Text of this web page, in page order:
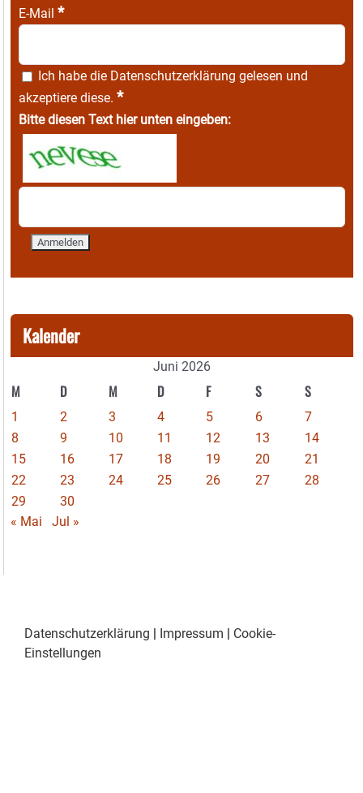
E-Mail *
Ich habe die Datenschutzerklärung gelesen und
akzeptiere diese. *
Bitte diesen Text hier unten eingeben:
Kalender
Juni 2026
M D M D F S S
1 2 3 4 5 6
7
8
9 10 11 12 13
14
15
16 17 18 19 20
21
22
23 24 25 26 27
28
29
30
« Mai
Jul »
Datenschutzerklärung | Impressum | Cookie-
Einstellungen